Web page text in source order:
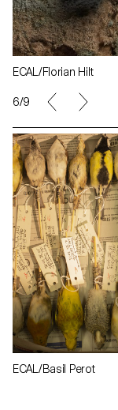
ECAL/Florian Hilt
6/9
ECAL/Basil Perot